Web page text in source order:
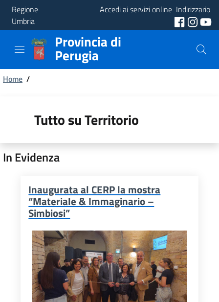
Regione
Umbria
Accedi ai servizi online Indirizzario
Provincia
Aree
Tematiche
Provincia di
Perugia
Briciole
pane
Home /
Tutto su Territorio
In Evidenza
Inaugurata al CERP la mostra
“Materiale & Immaginario –
Simbiosi”